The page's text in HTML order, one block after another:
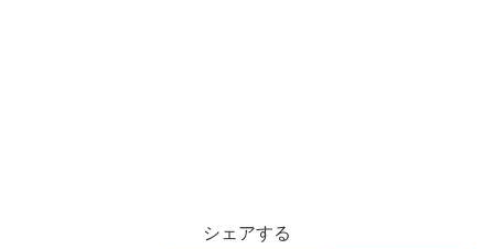
シェアする